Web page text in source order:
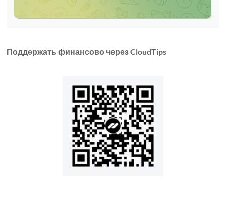
Поддержать финансово через CloudTips